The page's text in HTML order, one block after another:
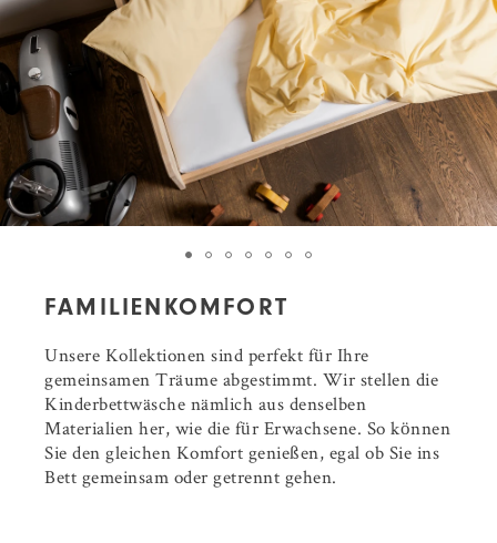
FAMILIENKOMFORT
Unsere Kollektionen sind perfekt für Ihre
gemeinsamen Träume abgestimmt. Wir stellen die
Kinderbettwäsche nämlich aus denselben
Materialien her, wie die für Erwachsene. So können
Sie den gleichen Komfort genießen, egal ob Sie ins
Bett gemeinsam oder getrennt gehen.